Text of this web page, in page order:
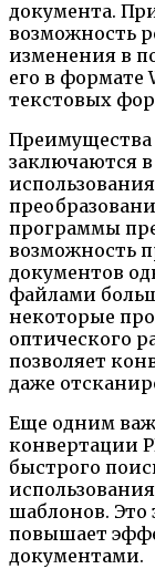
документа.
возможность
изменения в
его в формате
текстовых
Преимущества
заключаются в
программы
возможность
документов
файлами
некоторые
оптического
позволяет
даже
Еще одним
конвертации
быстрого
шаблонов. Это
повышает
документами.